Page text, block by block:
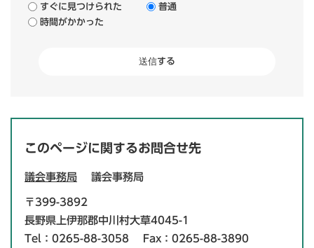
すぐに見つけられた
普通
時間がかかった
このページに関するお問合せ先
議会事務局 議会事務局
〒399-3892
長野県上伊那郡中川村大草4045-1
Tel：0265-88-3058
Fax：0265-88-3890